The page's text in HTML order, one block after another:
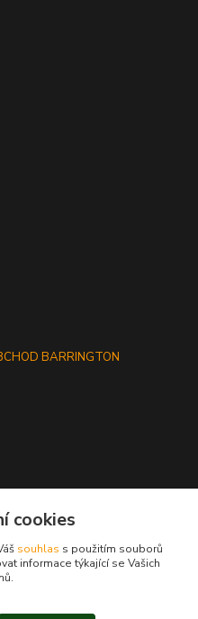
cookies
souhlas s použitím souborů
informace týkající se Vašich